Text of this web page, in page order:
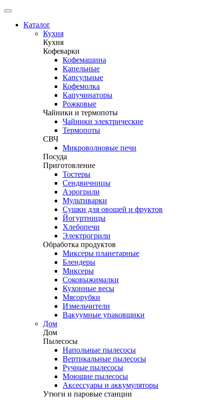
Каталог
Кухня
Кухня
Кофеварки
Кофемашина
Капельные
Капсульные
Кофемолка
Капучинаторы
Рожковые
Чайники и термопоты
Чайники электрические
Термопоты
СВЧ
Микроволновые печи
Посуда
Приготовление
Тостеры
Сендвичницы
Аэрогрили
Мультиварки
Сушки для овощей и фруктов
Йогуртницы
Хлебопечи
Электрогрили
Обработка продуктов
Миксеры планетарные
Блендеры
Миксеры
Соковыжималки
Кухонные весы
Мясорубки
Измельчители
Вакуумные упаковщики
Дом
Дом
Пылесосы
Напольные пылесосы
Вертикальные пылесосы
Ручные пылесосы
Моющие пылесосы
Аксессуары и аккумуляторы
Утюги и паровые станции